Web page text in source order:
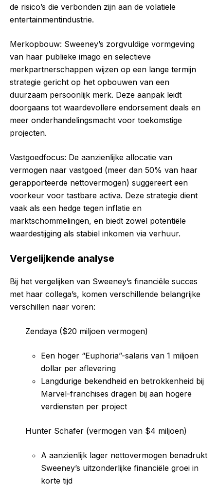
de risico’s die verbonden zijn aan de volatiele
entertainmentindustrie.
Merkopbouw: Sweeney’s zorgvuldige vormgeving
van haar publieke imago en selectieve
merkpartnerschappen wijzen op een lange termijn
strategie gericht op het opbouwen van een
duurzaam persoonlijk merk. Deze aanpak leidt
doorgaans tot waardevollere endorsement deals en
meer onderhandelingsmacht voor toekomstige
projecten.
Vastgoedfocus: De aanzienlijke allocatie van
vermogen naar vastgoed (meer dan 50% van haar
gerapporteerde nettovermogen) suggereert een
voorkeur voor tastbare activa. Deze strategie dient
vaak als een hedge tegen inflatie en
marktschommelingen, en biedt zowel potentiële
waardestijging als stabiel inkomen via verhuur.
Vergelijkende analyse
Bij het vergelijken van Sweeney’s financiële succes
met haar collega’s, komen verschillende belangrijke
verschillen naar voren:
Zendaya ($20 miljoen vermogen)
Een hoger “Euphoria”-salaris van 1 miljoen
dollar per aflevering
Langdurige bekendheid en betrokkenheid bij
Marvel-franchises dragen bij aan hogere
verdiensten per project
Hunter Schafer (vermogen van $4 miljoen)
A aanzienlijk lager nettovermogen benadrukt
Sweeney’s uitzonderlijke financiële groei in
korte tijd